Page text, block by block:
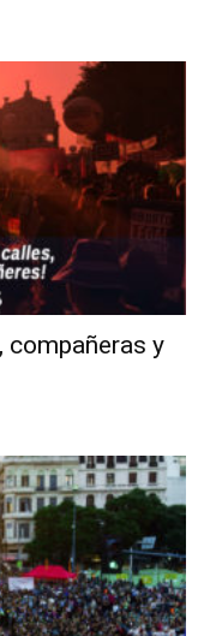
compañeras y